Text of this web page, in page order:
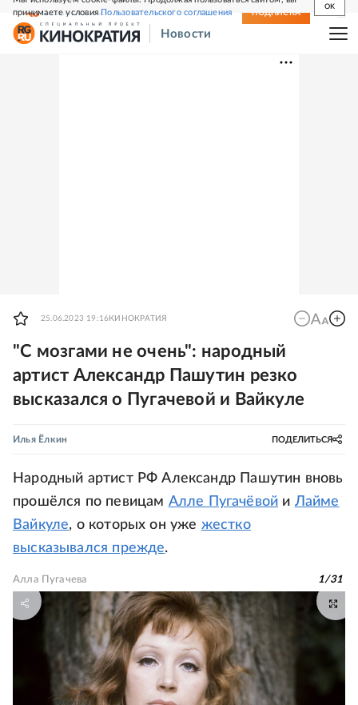
принимаете условияПользовательского соглашения
OK
СВЕЖИЙ НОМЕР ПОДПИСКА
Новости
25.06.2023 19:16 КИНОКРАТИЯ
"С мозгами не очень": народный
артист Александр Пашутин резко
высказался о Пугачевой и Вайкуле
Илья Ёлкин ПОДЕЛИТЬСЯ
Народный артист РФ Александр Пашутин вновь
прошёлся по певицам Алле Пугачёвой и Лайме
Вайкуле, о которых он уже жестко
высказывался прежде.
Алла Пугачева 1/31